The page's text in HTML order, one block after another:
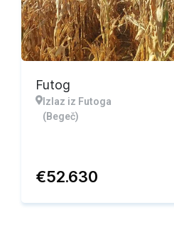
Futog
Izlaz iz Futoga
(Begeč)
€52.630